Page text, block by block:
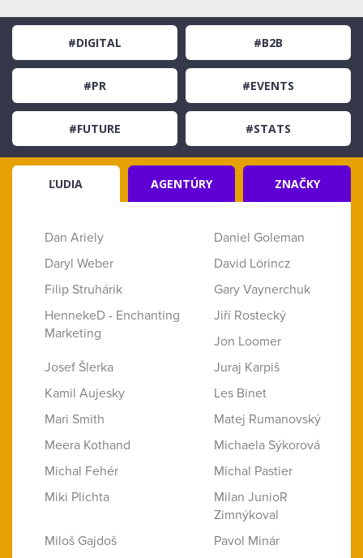
#DIGITAL #B2B
#PR #EVENTS
#FUTURE #STATS
ĽUDIA AGENTÚRY ZNAČKY
Dan Ariely
Daniel Goleman
Daryl Weber
David Lörincz
Filip Struhárik
Gary Vaynerchuk
HennekeD - Enchanting
Marketing
Jiří Rostecký
Jon Loomer
Josef Šlerka
Juraj Karpiš
Kamil Aujesky
Les Binet
Mari Smith
Matej Rumanovský
Meera Kothand
Michaela Sýkorová
Michal Fehér
Michal Pastier
Miki Plichta
Milan JunioR
Zimnýkoval
Miloš Gajdoš
Pavol Minár